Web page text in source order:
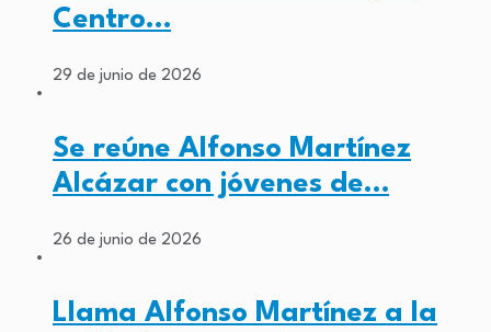
Centro…
29 de junio de 2026
Se reúne Alfonso Martínez
Alcázar con jóvenes de…
26 de junio de 2026
Llama Alfonso Martínez a la